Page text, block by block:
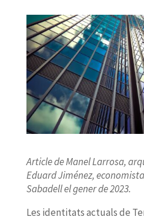
Article de Manel Larrosa,
Eduard Jiménez,
Sabadell el gener de 2023.
Les identitats actuals de